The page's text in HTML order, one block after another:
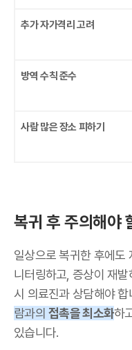
추가 자가격리 고려
방역 수칙 준수
사람 많은 장소 피하기
복귀 후 주의해야
일상으로 복귀한 후에도
니터링하고, 증상이 재
시 의료진과 상담해야 합
람과의접촉을 최소화하
있습니다.